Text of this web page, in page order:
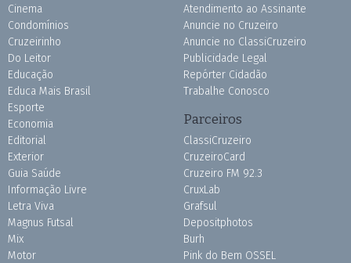
Cinema
Condomínios
Cruzeirinho
Do Leitor
Educação
Educa Mais Brasil
Esporte
Economia
Editorial
Exterior
Guia Saúde
Informação Livre
Letra Viva
Magnus Futsal
Mix
Motor
Atendimento ao Assinante
Anuncie no Cruzeiro
Anuncie no ClassiCruzeiro
Publicidade Legal
Repórter Cidadão
Trabalhe Conosco
Parceiros
ClassiCruzeiro
CruzeiroCard
Cruzeiro FM 92.3
CruxLab
Grafsul
Depositphotos
Burh
Pink do Bem OSSEL